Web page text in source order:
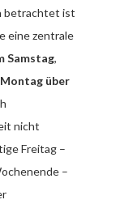
betrachtet ist
eine zentrale
Samstag,
über
nicht
Freitag –
–